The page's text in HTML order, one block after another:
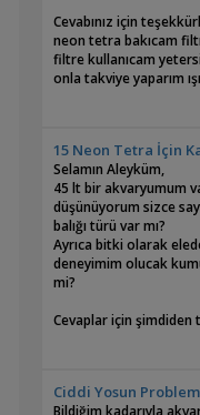
Cevabınız için
neon tetra bakıcam
filtre kullanıcam
onla takviye yaparım
15 Neon Tetra İçin
Selamın Aleyküm,
45 lt bir akvaryumum
düşünüyorum sizce
balığı türü var mı?
Ayrıca bitki olarak
deneyimim olucak
mi?
Cevaplar için şimdiden
Ciddi Yosun
Bildiğim kadarıyla